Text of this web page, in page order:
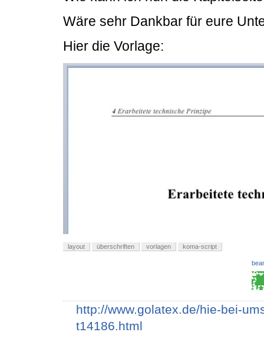
Wäre sehr Dankbar für eure
Hier die Vorlage:
layout überschriften vorlagen koma-script
http://www.golatex.de/hie-bei-
t14186.html